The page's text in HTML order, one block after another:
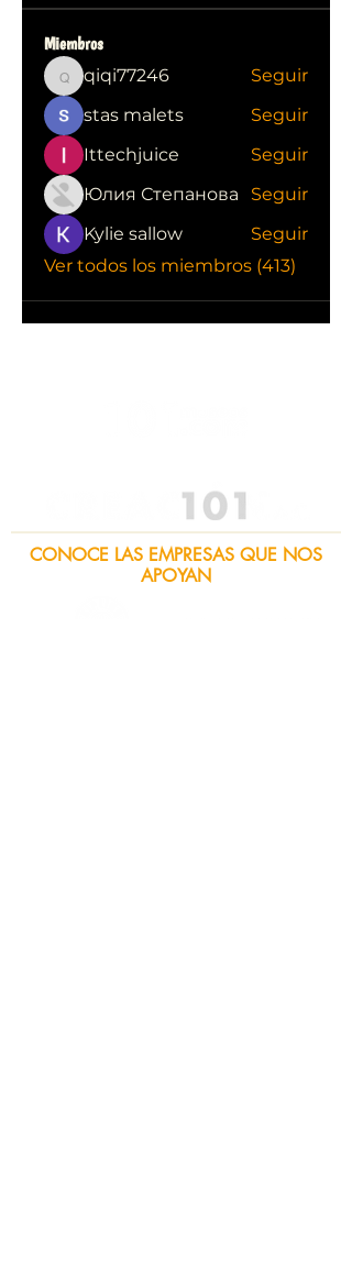
Miembros
qiqi77246
qiqi77246
Seguir
stas malets
Seguir
Ittechjuice
Seguir
Юлия Степанова
Seguir
Kylie sallow
Seguir
Ver todos los miembros (413)
CONOCE LAS EMPRESAS QUE NOS
APOYAN